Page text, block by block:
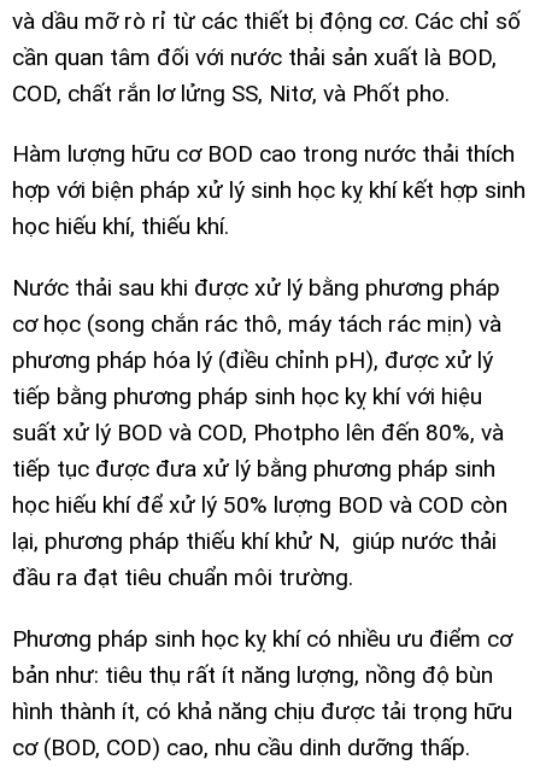
và dầu mỡ rò rỉ từ các thiết bị động cơ. Các chỉ số
cần quan tâm đối với nước thải sản xuất là BOD,
COD, chất rắn lơ lửng SS, Nitơ, và Phốt pho.
Hàm lượng hữu cơ BOD cao trong nước thải thích
hợp với biện pháp xử lý sinh học kỵ khí kết hợp sinh
học hiếu khí, thiếu khí.
Nước thải sau khi được xử lý bằng phương pháp
cơ học (song chắn rác thô, máy tách rác mịn) và
phương pháp hóa lý (điều chỉnh pH), được xử lý
tiếp bằng phương pháp sinh học kỵ khí với hiệu
suất xử lý BOD và COD, Photpho lên đến 80%, và
tiếp tục được đưa xử lý bằng phương pháp sinh
học hiếu khí để xử lý 50% lượng BOD và COD còn
lại, phương pháp thiếu khí khử N, giúp nước thải
đầu ra đạt tiêu chuẩn môi trường.
Phương pháp sinh học kỵ khí có nhiều ưu điểm cơ
bản như: tiêu thụ rất ít năng lượng, nồng độ bùn
hình thành ít, có khả năng chịu được tải trọng hữu
cơ (BOD, COD) cao, nhu cầu dinh dưỡng thấp.